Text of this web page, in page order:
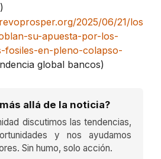
2025/06/21/los
su-apuesta-por-los-
fosiles-en-pleno-colapso-
global bancos)
allá de la noticia?
discutimos las tendencias,
y nos ayudamos
Sin humo, solo acción.